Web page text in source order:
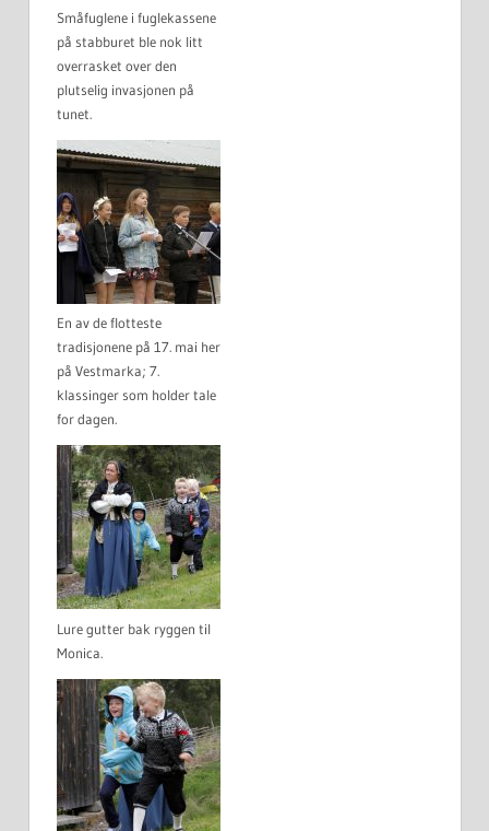
Småfuglene i fuglekassene
på stabburet ble nok litt
overrasket over den
plutselig invasjonen på
tunet.
En av de flotteste
tradisjonene på 17. mai her
på Vestmarka; 7.
klassinger som holder tale
for dagen.
Lure gutter bak ryggen til
Monica.